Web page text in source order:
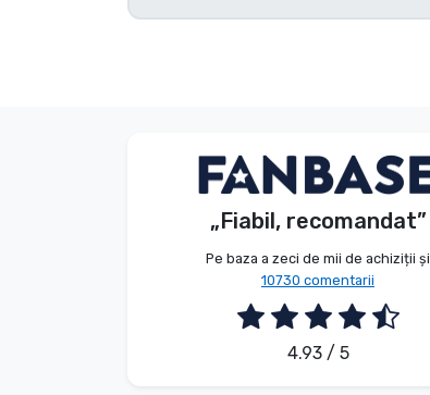
„Fiabil, recomandat”
Pe baza a zeci de mii de achiziții și
10730 comentarii
4.93 / 5
V. Éva Client
2026. 08. 06.